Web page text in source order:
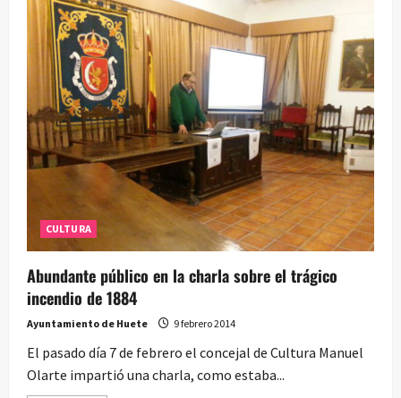
del
fotógrafo
optense
Carlos
González
en
San
Clemente
CULTURA
Abundante público en la charla sobre el trágico
incendio de 1884
Ayuntamiento de Huete 9 febrero 2014
El pasado día 7 de febrero el concejal de Cultura Manuel
Olarte impartió una charla, como estaba...